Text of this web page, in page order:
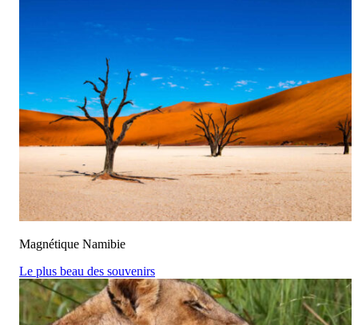
Magnétique Namibie
Le plus beau des souvenirs